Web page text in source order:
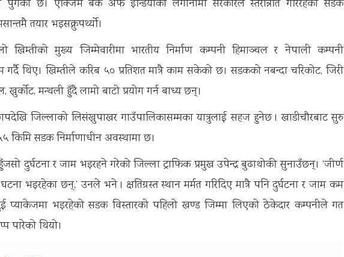
छ। एक्जिम बैंक अफ इन्डियाको लगानीमा सरकारले स्तरोन्नति गरिरहेको सडक
तयार भइसक्नुपर्थ्यो।
खिम्तीको मुख्य जिम्मेवारीमा भारतीय निर्माण कम्पनी हिमाञ्चल र नेपाली कम्पनी
गर्दै थिए। खिम्तीले करिब ५० प्रतिशत मात्रै काम सकेको छ। सडकको नबन्दा चरिकोट, जिरी
मन्थली हुँदै लामो बाटो प्रयोग गर्न बाध्य छन्।
जिल्लाको लिसंखुपाखर गाउँपालिकासम्मका यात्रुलाई सहज हुनेछ । खाडीचौरबाट सुरु
किमि सडक निर्माणाधीन अवस्थामा छ।
दुर्घटना र जाम भइरहने गरेको जिल्ला ट्राफिक प्रमुख उपेन्द्र बुढाथोकी सुनाउँछन्। ‘जीर्ण
भइरहेका छन्,’ उनले भने । क्षतिग्रस्त स्थान मर्मत गरिदिए मात्रै पनि दुर्घटना र जाम कम
प्याकेजमा भइरहेको सडक विस्तारको पहिलो खण्ड जिम्मा लिएको ठेकेदार कम्पनीले गत
पारेको थियो।